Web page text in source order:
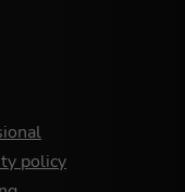
policy